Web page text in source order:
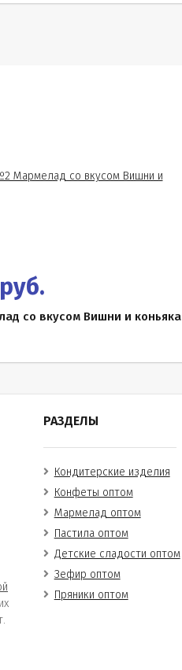
со вкусом Вишни и коньяка
РАЗДЕЛЫ
Кондитерские изделия
Конфеты оптом
Мармелад оптом
Пастила оптом
Детские сладости оптом
Зефир оптом
Пряники оптом